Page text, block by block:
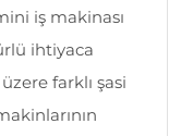
iş makinası
ihtiyaca
farklı şasi